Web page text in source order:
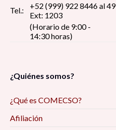
Tel.:
+52 (999) 922 8446 al 49
Ext: 1203
(Horario de 9:00 -
14:30 horas)
¿Quiénes somos?
¿Qué es COMECSO?
Afiliación